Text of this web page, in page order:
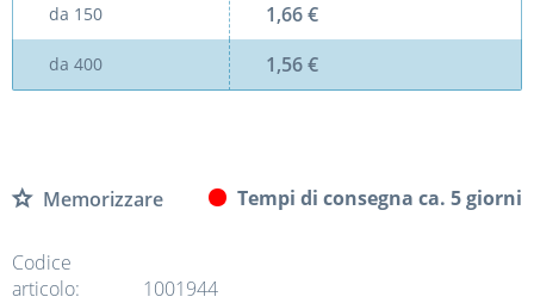
da 150 1,66 €
da 400 1,56 €
Memorizzare Tempi di consegna ca. 5 giorni
Codice
articolo:
1001944